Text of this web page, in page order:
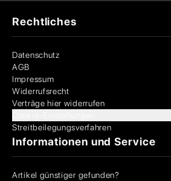
Rechtliches
Datenschutz
AGB
Impressum
Widerrufsrecht
Verträge hier widerrufen
Streitbeilegungsverfahren
Informationen und Service
Artikel günstiger gefunden?